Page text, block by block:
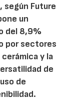
según Future
un
del 8,9%
por sectores
y la
de
de